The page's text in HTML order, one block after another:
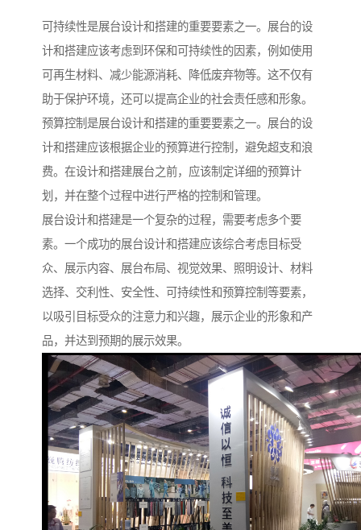
可持续性是展台设计和搭建的重要要素之一。展台的设
计和搭建应该考虑到环保和可持续性的因素，例如使用
可再生材料、减少能源消耗、降低废弃物等。这不仅有
助于保护环境，还可以提高企业的社会责任感和形象。
预算控制是展台设计和搭建的重要要素之一。展台的设
计和搭建应该根据企业的预算进行控制，避免超支和浪
费。在设计和搭建展台之前，应该制定详细的预算计
划，并在整个过程中进行严格的控制和管理。
展台设计和搭建是一个复杂的过程，需要考虑多个要
素。一个成功的展台设计和搭建应该综合考虑目标受
众、展示内容、展台布局、视觉效果、照明设计、材料
选择、交利性、安全性、可持续性和预算控制等要素，
以吸引目标受众的注意力和兴趣，展示企业的形象和产
品，并达到预期的展示效果。